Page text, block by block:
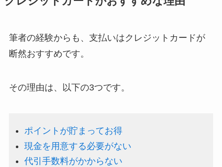
筆者の経験からも、支払いはクレジットカードが
断然おすすめです。
その理由は、以下の3つです。
ポイントが貯まってお得
現金を用意する必要がない
代引手数料がかからない